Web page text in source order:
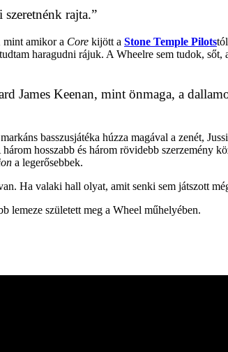
rajta.”
mint amikor a Core kijött a Stone Temple Pilots
haragudni rájuk. A Wheelre sem tudok, sőt,
James Keenan, mint önmaga, a
basszusjátéka húzza magával a zenét,
hosszabb és három rövidebb szerzemény
a legerősebbek.
Ha valaki hall olyat, amit senki sem játszott
lemeze született meg a Wheel műhelyében.